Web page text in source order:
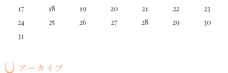
17
18 19 20 21 22
23
24
25 26 27 28 29
30
31
アーカイブ